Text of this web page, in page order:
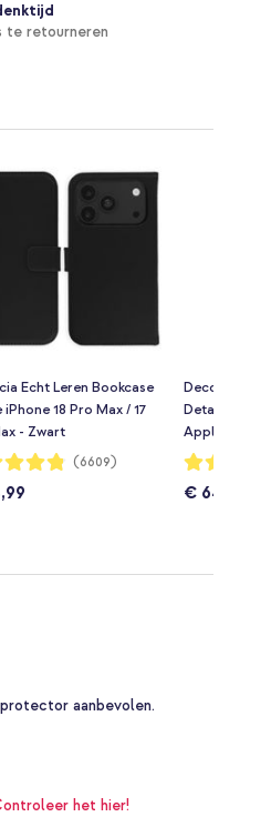
te retourneren
Echt Leren Bookcase
18 Pro Max / 17
- Zwart
(6609)
Decoded 2
Detachable
Apple
Zwart
Waardering:
94%
€ 64,99
aanbevolen.
het hier!